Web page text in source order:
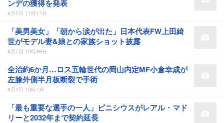
ンデの獲得を発表
8月7日 11時17分
「美男美女」「朝から涙が出た」日本代表FW上田綺
世がモデル妻&娘との家族ショット披露
8月7日 10時38分
全治約6か月…ロス五輪世代の岡山内定MF小倉幸成が
左膝外側半月板断裂で手術
8月7日 10時7分
「最も重要な選手の一人」ビニシウスがレアル・マド
リーと2032年まで契約延長